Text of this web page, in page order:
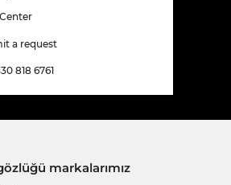
a request
818 6761
markalarımız